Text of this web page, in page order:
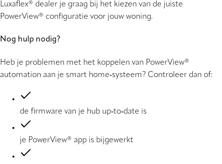
Luxaflex® dealer je graag bij het kiezen van de juiste
PowerView® configuratie voor jouw woning.
Nog hulp nodig?
Heb je problemen met het koppelen van PowerView®
automation aan je smart home‑systeem? Controleer dan of:
de firmware van je hub up‑to‑date is
je PowerView® app is bijgewerkt